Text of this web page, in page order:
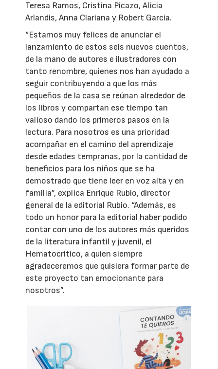
Teresa Ramos, Cristina Picazo, Alicia
Arlandis, Anna Clariana y Robert García.
“Estamos muy felices de anunciar el
lanzamiento de estos seis nuevos cuentos,
de la mano de autores e ilustradores con
tanto renombre, quienes nos han ayudado a
seguir contribuyendo a que los más
pequeños de la casa se reúnan alrededor de
los libros y compartan ese tiempo tan
valioso dando los primeros pasos en la
lectura. Para nosotros es una prioridad
acompañar en el camino del aprendizaje
desde edades tempranas, por la cantidad de
beneficios para los niños que se ha
demostrado que tiene leer en voz alta y en
familia”, explica Enrique Rubio, director
general de la editorial Rubio. “Además, es
todo un honor para la editorial haber podido
contar con uno de los autores más queridos
de la literatura infantil y juvenil, el
Hematocrítico, a quien siempre
agradeceremos que quisiera formar parte de
este proyecto tan emocionante para
nosotros”.